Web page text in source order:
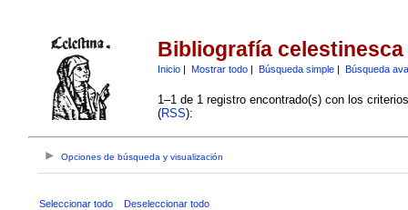
Bibliografía celestinesca
Inicio| Mostrar todo| Búsqueda simple| Búsqueda
1–1 de 1 registro encontrado(s) con los
(RSS):
Opciones de búsqueda y visualización
Seleccionar todo Deseleccionar todo